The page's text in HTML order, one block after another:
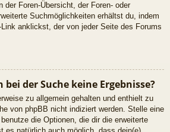
der Foren-Übersicht, der Foren- oder
Suchmöglichkeiten erhältst du, indem
Link anklickst, der von jeder Seite des Forums
der Suche keine Ergebnisse?
zu allgemein gehalten und enthielt zu
von phpBB nicht indiziert werden. Stelle eine
die Optionen, die dir die erweiterte